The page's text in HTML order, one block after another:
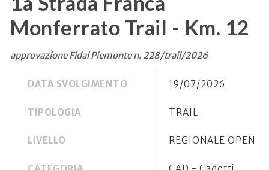
Monferrato Trail - Km. 12
approvazione Fidal Piemonte n. 228/trail/2026
DATA SVOLGIMENTO 19/07/2026
TIPOLOGIA TRAIL
LIVELLO REGIONALE OPEN